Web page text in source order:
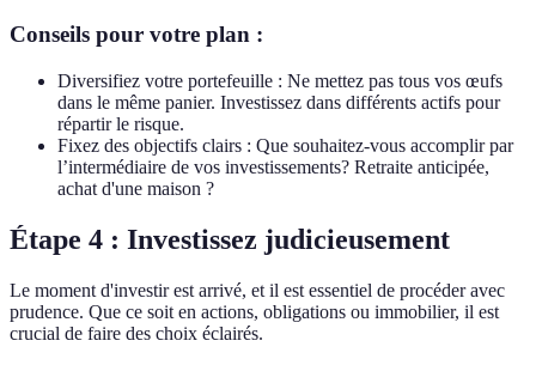
Conseils pour votre plan :
Diversifiez votre portefeuille : Ne mettez pas tous vos œufs
dans le même panier. Investissez dans différents actifs pour
répartir le risque.
Fixez des objectifs clairs : Que souhaitez-vous accomplir par
l’intermédiaire de vos investissements? Retraite anticipée,
achat d'une maison ?
Étape 4 : Investissez judicieusement
Le moment d'investir est arrivé, et il est essentiel de procéder avec
prudence. Que ce soit en actions, obligations ou immobilier, il est
crucial de faire des choix éclairés.